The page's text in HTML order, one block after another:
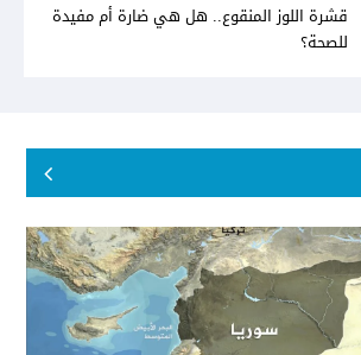
قشرة اللوز المنقوع.. هل هي ضارة أم مفيدة
للصحة؟